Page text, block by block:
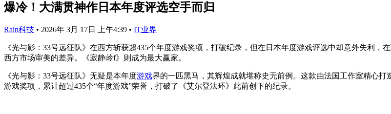
爆冷！大满贯神作日本年度评选空手而归
Rain科技 • 2026年 3月 17日 上午4:39 • IT业界
《光与影：33号远征队》在西方斩获超435个年度游戏奖项，打破纪录，但在日本年度游戏评选中却意外失利，
西方市场审美的差异。《寂静岭f》则成为最大赢家。
《光与影：33号远征队》无疑是本年度游戏界的一匹黑马，其辉煌成就堪称史无前例。这款由法国工作室精心
游戏奖项，累计超过435个“年度游戏”荣誉，打破了《艾尔登法环》此前创下的纪录。